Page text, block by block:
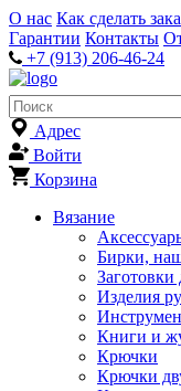
О нас Как сделать
Гарантии Контакты
+7 (913) 206-46-24
Адрес
Войти
Корзина
Вязание
Бирки,
Заготовки
Изделия
Книги и
Крючки
Крючки